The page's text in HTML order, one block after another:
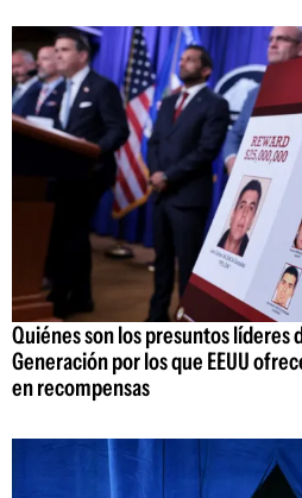
Quiénes son los presuntos líderes
Generación por los que EEUU
en recompensas